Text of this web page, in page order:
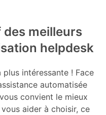
meilleurs
helpdesk
intéressante ! Face
automatisée
convient le mieux
aider à choisir, ce